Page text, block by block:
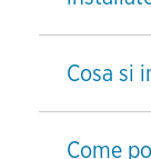
Cosa si
Come